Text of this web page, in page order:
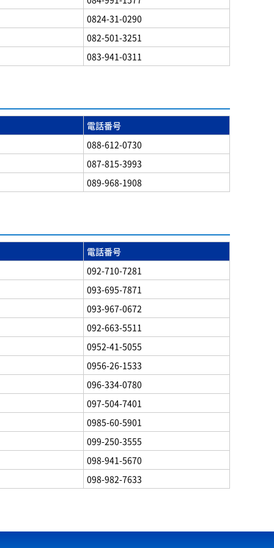
0824-31-0290
082-501-3251
083-941-0311
電話番号
088-612-0730
087-815-3993
089-968-1908
電話番号
092-710-7281
093-695-7871
093-967-0672
092-663-5511
0952-41-5055
0956-26-1533
096-334-0780
097-504-7401
0985-60-5901
099-250-3555
098-941-5670
098-982-7633